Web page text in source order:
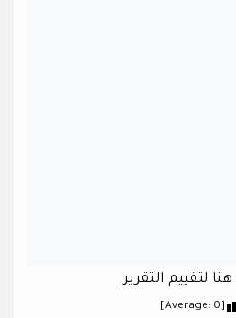
لتقييم التقرير
[Average:
0
]